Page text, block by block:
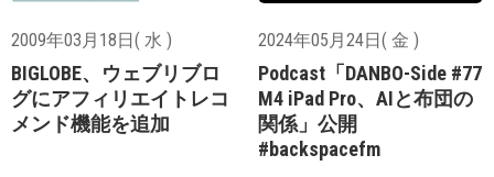
2009年03月18日( 水 )
BIGLOBE、ウェブリブロ
グにアフィリエイトレコ
メンド機能を追加
2024年05月24日( 金 )
Podcast「DANBO-Side #77
M4 iPad Pro、AIと布団の
関係」公開
#backspacefm